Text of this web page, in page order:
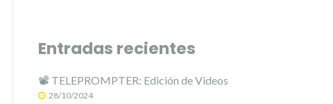
Entradas recientes
📽️ TELEPROMPTER: Edición de Videos
28/10/2024